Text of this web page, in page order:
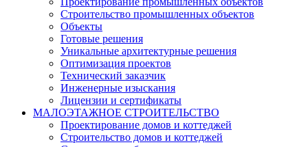
Строительство промышленных объектов
Объекты
Готовые решения
Уникальные архитектурные решения
Оптимизация проектов
Технический заказчик
Инженерные изыскания
Лицензии и сертификаты
МАЛОЭТАЖНОЕ СТРОИТЕЛЬСТВО
Проектирование домов и коттеджей
Строительство домов и коттеджей